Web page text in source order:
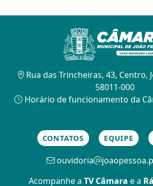
Rua das Trincheiras, 43, Centro,
58011-000
Horário de funcionamento da
CONTATOS EQUIPE
ouvidoria
Acompanhe a TV Câmara e a